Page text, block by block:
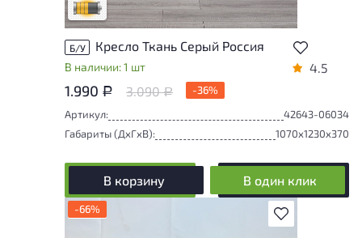
Удовлетворительный износ
Б/У Кресло Ткань Серый Россия
В наличии: 1 шт 4.5
1.990 Р 3.090Р
-36%
Артикул:
42643-06034
Габариты (ДxГxВ):
1070x1230x370
В корзину В один клик
В избранное
-66%